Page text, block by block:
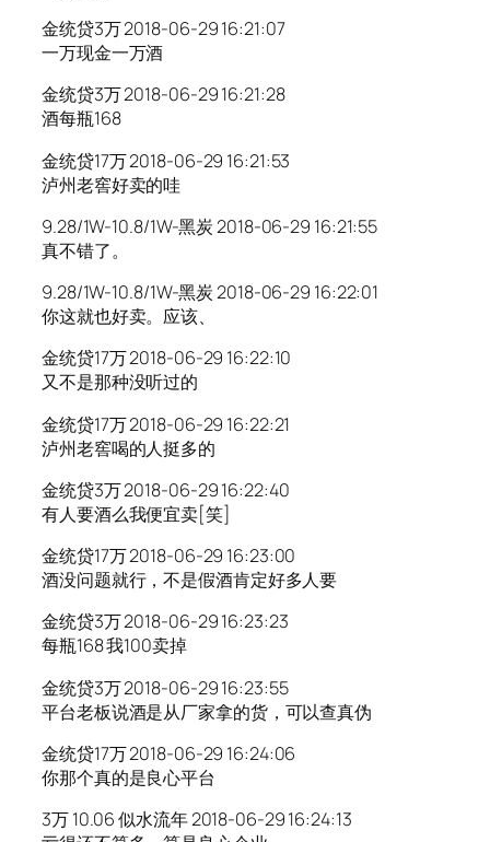
金统贷3万 2018-06-29 16:21:07
一万现金一万酒
金统贷3万 2018-06-29 16:21:28
酒每瓶168
金统贷17万 2018-06-29 16:21:53
泸州老窖好卖的哇
9.28/1W-10.8/1W-黑炭 2018-06-29 16:21:55
真不错了。
9.28/1W-10.8/1W-黑炭 2018-06-29 16:22:01
你这就也好卖。应该、
金统贷17万 2018-06-29 16:22:10
又不是那种没听过的
金统贷17万 2018-06-29 16:22:21
泸州老窖喝的人挺多的
金统贷3万 2018-06-29 16:22:40
有人要酒么我便宜卖[笑]
金统贷17万 2018-06-29 16:23:00
酒没问题就行，不是假酒肯定好多人要
金统贷3万 2018-06-29 16:23:23
每瓶168 我100卖掉
金统贷3万 2018-06-29 16:23:55
平台老板说酒是从厂家拿的货，可以查真伪
金统贷17万 2018-06-29 16:24:06
你那个真的是良心平台
3万 10.06 似水流年 2018-06-29 16:24:13